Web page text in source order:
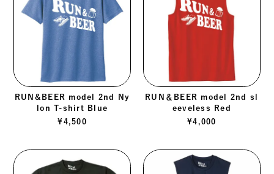
RUN&BEER model 2nd Ny
lon T-shirt Blue
¥ 4,500
RUN＆BEER model 2nd sl
eeveless Red
¥4,000